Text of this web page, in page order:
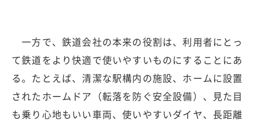
一方で、鉄道会社の本来の役割は、利用者にとっ
て鉄道をより快適で使いやすいものにすることにあ
る。たとえば、清潔な駅構内の施設、ホームに設置
されたホームドア（転落を防ぐ安全設備）、見た目
も乗り心地もいい車両、使いやすいダイヤ、長距離